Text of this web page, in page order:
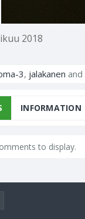
2018
3, jalakanen and
INFORMATION
to display.